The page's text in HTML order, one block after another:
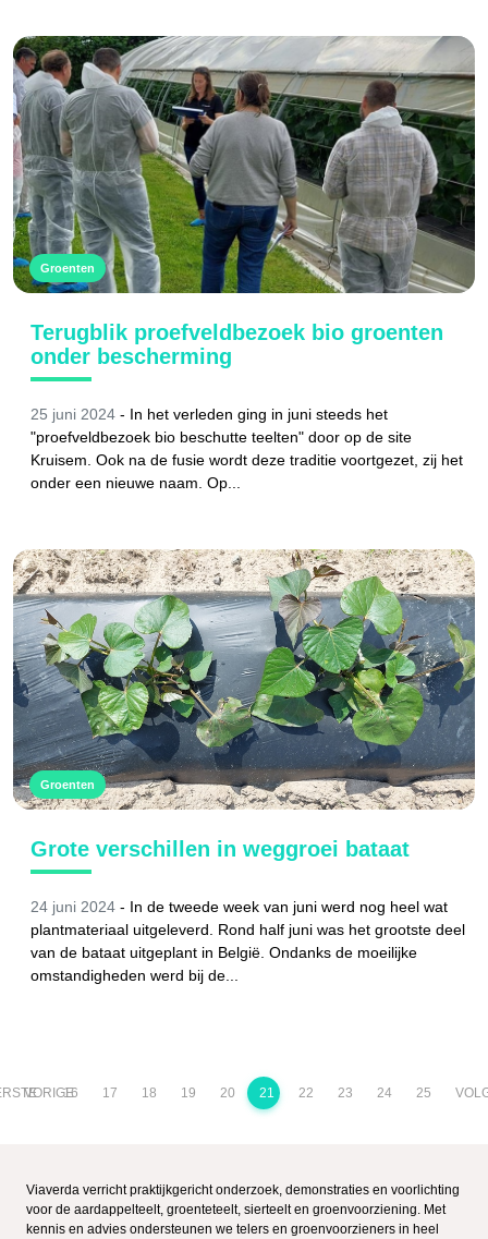
Groenten
Terugblik proefveldbezoek bio groenten
onder bescherming
25 juni 2024 - In het verleden ging in juni steeds het
"proefveldbezoek bio beschutte teelten" door op de site
Kruisem. Ook na de fusie wordt deze traditie voortgezet, zij het
onder een nieuwe naam. Op...
Groenten
Grote verschillen in weggroei bataat
24 juni 2024 - In de tweede week van juni werd nog heel wat
plantmateriaal uitgeleverd. Rond half juni was het grootste deel
van de bataat uitgeplant in België. Ondanks de moeilijke
omstandigheden werd bij de...
VORIGE
16 17 18 19 20 21 22 23 24 25
Viaverda verricht praktijkgericht onderzoek, demonstraties en voorlichting
voor de aardappelteelt, groenteteelt, sierteelt en groenvoorziening. Met
kennis en advies ondersteunen we telers en groenvoorzieners in heel